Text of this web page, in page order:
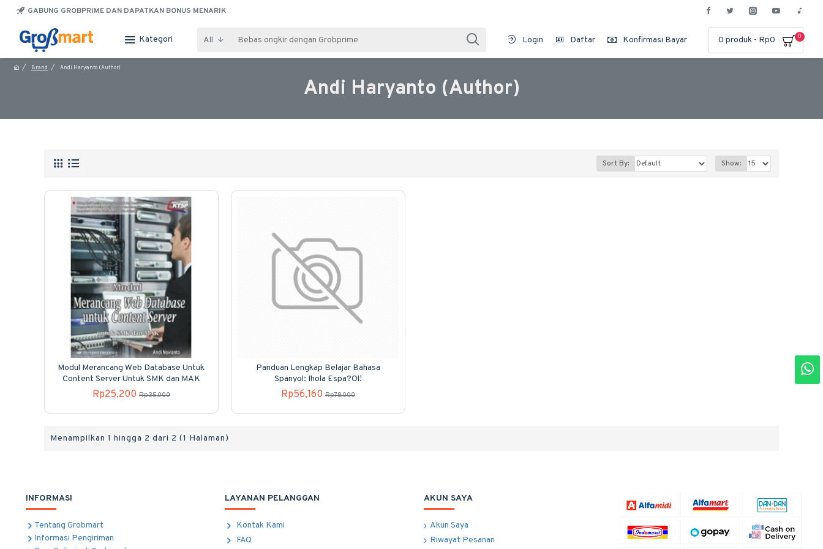
GABUNG GROBPRIME DAN DAPATKAN BONUS MENARIK
Kategori All Login Daftar Konfirmasi Bayar 0 produk - Rp0 0
Brand Andi Haryanto (Author)
Andi Haryanto (Author)
Sort By: Show:
Modul Merancang Web Database Untuk
Content Server Untuk SMK dan MAK
Rp25,200 Rp35,000
Panduan Lengkap Belajar Bahasa
Spanyol: Ihola Espa?Ol!
Rp56,160 Rp78,000
Menampilkan 1 hingga 2 dari 2 (1 Halaman)
INFORMASI
Tentang Grobmart
Informasi Pengiriman
LAYANAN PELANGGAN
Kontak Kami
FAQ
AKUN SAYA
Akun Saya
Riwayat Pesanan